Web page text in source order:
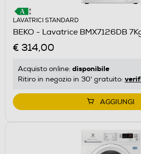
LAVATRICI STANDARD
BEKO - Lavatrice BMX7126DB
€ 314,00
Acquisto online: disponibile
Ritiro in negozio in 30' gratuito:
AGGIUNGI